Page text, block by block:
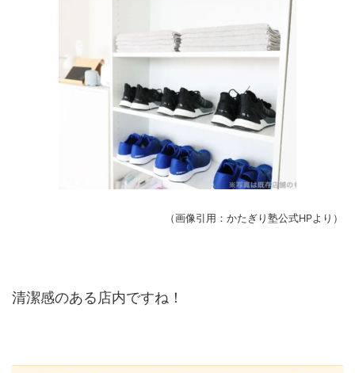
（画像引用：かたぎり塾公式HPより）
清潔感のある店内ですね！